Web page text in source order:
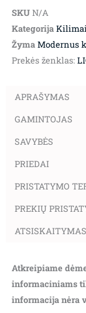
SKU N/A
Kategorija Kilimai
Žyma Modernus
Prekės ženklas:
APRAŠYMAS
GAMINTOJAS
SAVYBĖS
PRIEDAI
PRISTATYMO
PREKIŲ
Atkreipiame
informaciniams
informacija nėra